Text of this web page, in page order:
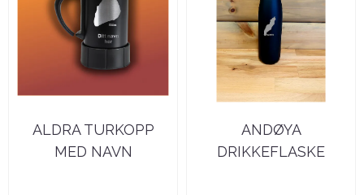
ALDRA TURKOPP
MED NAVN
ANDØYA
DRIKKEFLASKE